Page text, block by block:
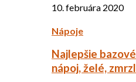
10. februára 2020
Nápoje
Najlepšie
nápoj, želé,